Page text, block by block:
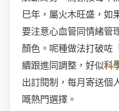
巳年，屬火木旺盛，如
要注意心血管同情緒管
顏色。呢種做法打破咗
續跟進同調整，好似科
出訂閱制，每月寄送個
嘅熱門選擇。